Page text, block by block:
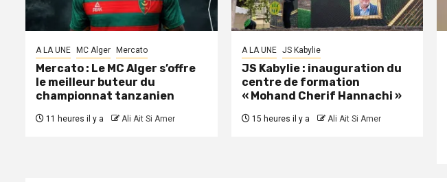
A LA UNE MC Alger Mercato
Mercato : Le MC Alger s’offre
le meilleur buteur du
championnat tanzanien
11 heures il y a Ali Ait Si Amer
A LA UNE JS Kabylie
JS Kabylie : inauguration du
centre de formation
« Mohand Cherif Hannachi »
15 heures il y a Ali Ait Si Amer